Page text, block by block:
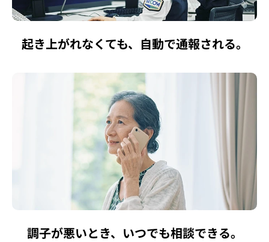
起き上がれなくても、自動で通報される。
調子が悪いとき、いつでも相談できる。